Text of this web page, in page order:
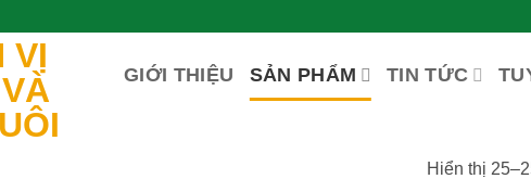
GIỚI THIỆU SẢN PHẨM TIN TỨC
Hiển thị